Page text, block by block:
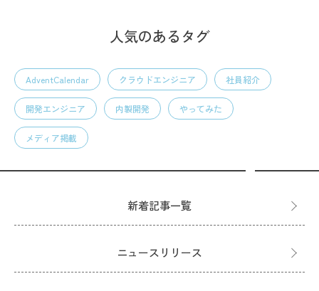
人気のあるタグ
AdventCalendar クラウドエンジニア 社員紹介
開発エンジニア 内製開発 やってみた
メディア掲載
新着記事一覧
ニュースリリース